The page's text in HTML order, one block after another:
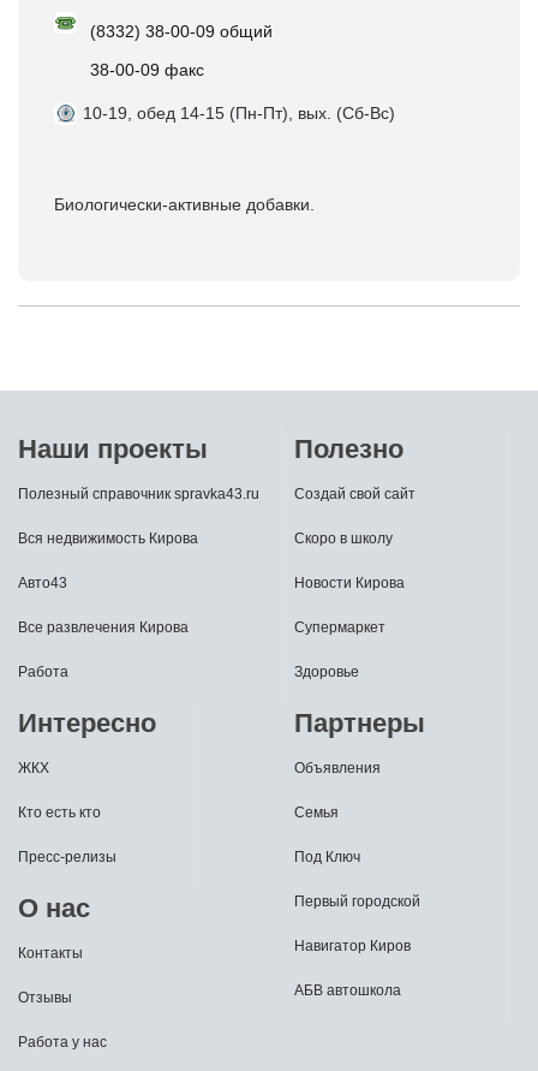
(8332) 38-00-09 общий
38-00-09 факс
10-19, обед 14-15 (Пн-Пт), вых. (Сб-Вс)
Биологически-активные добавки.
Наши проекты
Полезный справочник spravka43.ru
Вся недвижимость Кирова
Авто43
Все развлечения Кирова
Работа
Полезно
Создай свой сайт
Скоро в школу
Новости Кирова
Супермаркет
Здоровье
Интересно
ЖКХ
Кто есть кто
Пресс-релизы
О нас
Контакты
Отзывы
Работа у нас
Партнеры
Объявления
Семья
Под Ключ
Первый городской
Навигатор Киров
АБВ автошкола